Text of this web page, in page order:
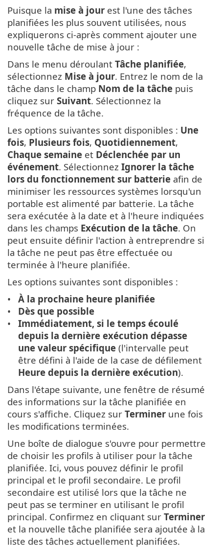
Puisque la mise à jour est l'une des tâches
planifiées les plus souvent utilisées, nous
expliquerons ci-après comment ajouter une
nouvelle tâche de mise à jour :
Dans le menu déroulant Tâche planifiée,
sélectionnez Mise à jour. Entrez le nom de la
tâche dans le champ Nom de la tâche puis
cliquez sur Suivant. Sélectionnez la
fréquence de la tâche.
Les options suivantes sont disponibles : Une
fois, Plusieurs fois, Quotidiennement,
Chaque semaine et Déclenchée par un
événement. Sélectionnez Ignorer la tâche
lors du fonctionnement sur batterie afin de
minimiser les ressources systèmes lorsqu'un
portable est alimenté par batterie. La tâche
sera exécutée à la date et à l'heure indiquées
dans les champs Exécution de la tâche. On
peut ensuite définir l'action à entreprendre si
la tâche ne peut pas être effectuée ou
terminée à l'heure planifiée.
Les options suivantes sont disponibles :
À la prochaine heure planifiée
Dès que possible
Immédiatement, si le temps écoulé
depuis la dernière exécution dépasse
une valeur spécifique (l'intervalle peut
être défini à l'aide de la case de défilement
Heure depuis la dernière exécution).
Dans l'étape suivante, une fenêtre de résumé
des informations sur la tâche planifiée en
cours s'affiche. Cliquez sur Terminer une fois
les modifications terminées.
Une boîte de dialogue s'ouvre pour permettre
de choisir les profils à utiliser pour la tâche
planifiée. Ici, vous pouvez définir le profil
principal et le profil secondaire. Le profil
secondaire est utilisé lors que la tâche ne
peut pas se terminer en utilisant le profil
principal. Confirmez en cliquant sur Terminer
et la nouvelle tâche planifiée sera ajoutée à la
liste des tâches actuellement planifiées.